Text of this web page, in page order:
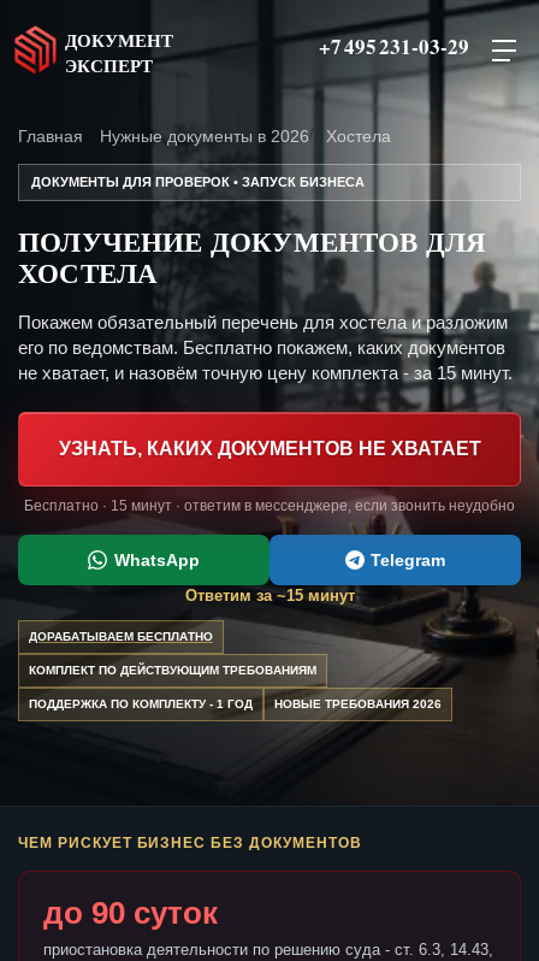
ДОКУМЕНТ
ЭКСПЕРТ
+7 495 231-03-29
Главная Нужные документы в 2026 Хостела
ДОКУМЕНТЫ ДЛЯ ПРОВЕРОК • ЗАПУСК БИЗНЕСА
ПОЛУЧЕНИЕ ДОКУМЕНТОВ ДЛЯ
ХОСТЕЛА
Покажем обязательный перечень для хостела и разложим
его по ведомствам. Бесплатно покажем, каких документов
не хватает, и назовём точную цену комплекта - за 15 минут.
УЗНАТЬ, КАКИХ ДОКУМЕНТОВ НЕ ХВАТАЕТ
Бесплатно · 15 минут · ответим в мессенджере, если звонить неудобно
WhatsApp Telegram
Ответим за ~15 минут
ДОРАБАТЫВАЕМ БЕСПЛАТНО
КОМПЛЕКТ ПО ДЕЙСТВУЮЩИМ ТРЕБОВАНИЯМ
ПОДДЕРЖКА ПО КОМПЛЕКТУ - 1 ГОД НОВЫЕ ТРЕБОВАНИЯ 2026
ЧЕМ РИСКУЕТ БИЗНЕС БЕЗ ДОКУМЕНТОВ
до 90 суток
приостановка деятельности по решению суда - ст. 6.3, 14.43,